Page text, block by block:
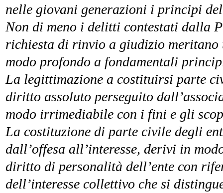
nelle giovani generazioni i principi
Non di meno i delitti contestati dalla
richiesta di rinvio a giudizio meritano
modo profondo a fondamentali
La legittimazione a costituirsi parte
diritto assoluto perseguito
modo irrimediabile con i fini e gli
La costituzione di parte civile degli
dall’offesa all’interesse, derivi in
diritto di personalità dell’ente con
dell’interesse collettivo che si